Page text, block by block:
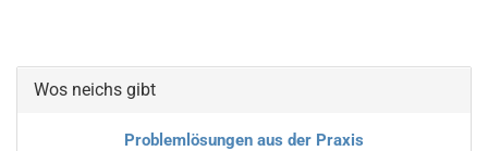
Wos neichs gibt
Problemlösungen aus der Praxis